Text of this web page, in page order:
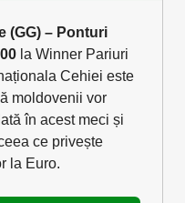
(GG) – Ponturi
la Winner Pariuri
Cehiei este
moldovenii vor
în acest meci și
ce privește
la Euro.